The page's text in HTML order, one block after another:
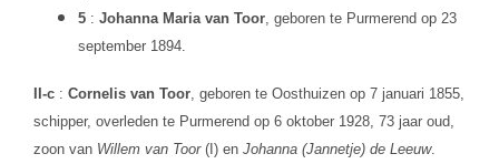
5 : Johanna Maria van Toor, geboren te Purmerend op 23
september 1894.
II-c : Cornelis van Toor, geboren te Oosthuizen op 7 januari 1855,
schipper, overleden te Purmerend op 6 oktober 1928, 73 jaar oud,
zoon van Willem van Toor(I) en Johanna (Jannetje) de Leeuw.